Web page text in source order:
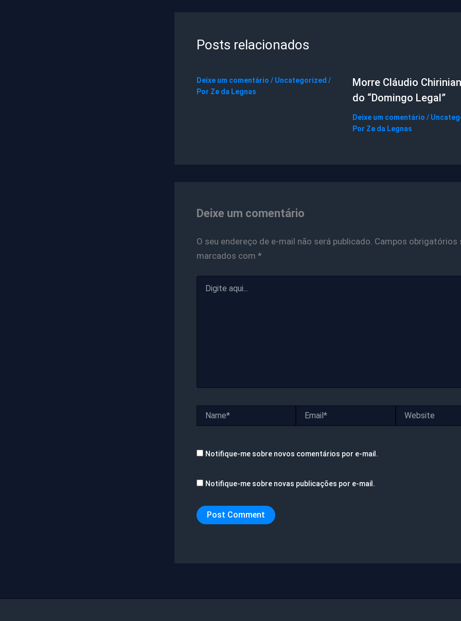
Posts relacionados
Deixe um comentário / Uncategorized /
Por Ze da Legnas
Morre Cláudio
do “Domingo Legal”
Deixe um comentário /
Por Ze da Legnas
Deixe um comentário
O seu endereço de e-mail não será publicado. Campos obrigatórios
marcados com *
aqui...
Notifique-me sobre novos comentários por e-mail.
Notifique-me sobre novas publicações por e-mail.